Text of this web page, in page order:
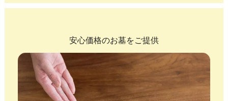
安心価格のお墓をご提供